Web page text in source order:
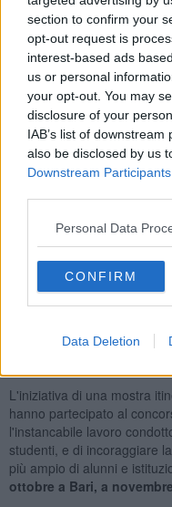
section to confirm your
opt-out request is
interest-based ads
us or personal
your opt-out. You may
disclosure of your
IAB’s list of
also be disclosed by us
Downstream Participants
Personal Data
CONFIRM
Data Deletion
Toccafondi.
La parola passerà poi ai
hanno realizzato alcune
Seguirà la testimonianza di
Buchenwald.
Nel corso della mattinata
delNetwork per la
Miur e dell'Ucei che ha lo
pratiche per lo studio e
La mostra verrà illustrata
termine dell'incontro.
Dal 2002migliaia di
I giovani
premiati durante la
L'iniziativa di una mostra
hanno partecipato al
l'instancabile lavoro
studenti, e di incoraggiare
più ampio di alunni e
ottobre a Bari, a